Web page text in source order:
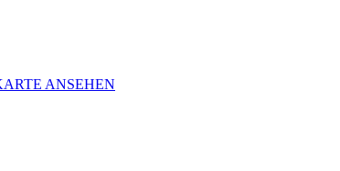
ANSEHEN